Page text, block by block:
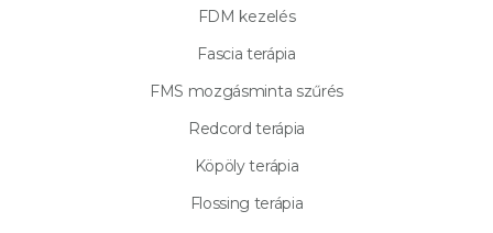
FDM kezelés
Fascia terápia
FMS mozgásminta szűrés
Redcord terápia
Köpöly terápia
Flossing terápia